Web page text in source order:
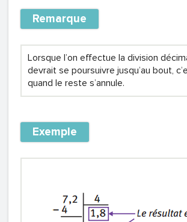
Remarque
Lorsque l’on effectue la division
devrait se poursuivre jusqu’au bout,
quand le reste s’annule.
Exemple